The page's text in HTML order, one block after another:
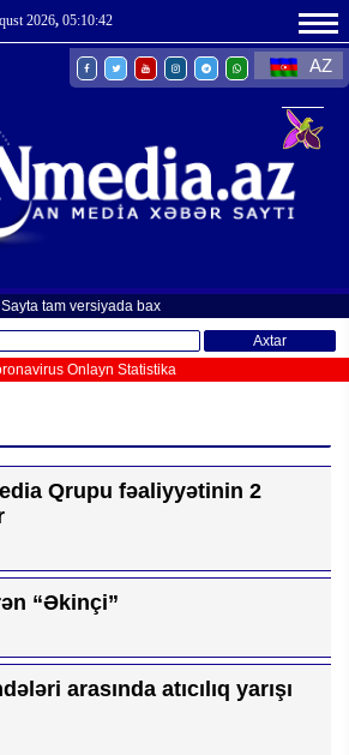
2026, 05:10:42
AZ
Sayta tam versiyada bax
Axtar
Onlayn Statistika
Qrupu fəaliyyətinin 2
“Əkinçi”
arasında atıcılıq yarışı